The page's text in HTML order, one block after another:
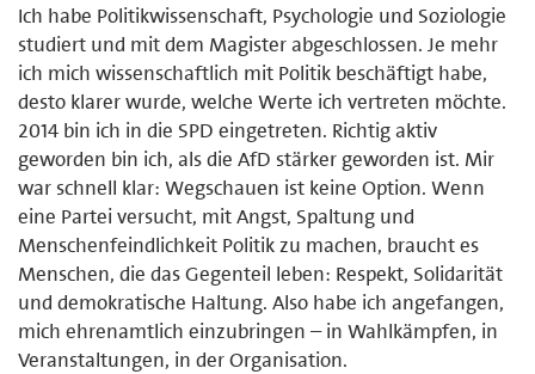
Ich habe Politikwissenschaft, Psychologie und Soziologie
studiert und mit dem Magister abgeschlossen. Je mehr
ich mich wissenschaftlich mit Politik beschäftigt habe,
desto klarer wurde, welche Werte ich vertreten möchte.
2014 bin ich in die SPD eingetreten. Richtig aktiv
geworden bin ich, als die AfD stärker geworden ist. Mir
war schnell klar: Wegschauen ist keine Option. Wenn
eine Partei versucht, mit Angst, Spaltung und
Menschenfeindlichkeit Politik zu machen, braucht es
Menschen, die das Gegenteil leben: Respekt, Solidarität
und demokratische Haltung. Also habe ich angefangen,
mich ehrenamtlich einzubringen – in Wahlkämpfen, in
Veranstaltungen, in der Organisation.